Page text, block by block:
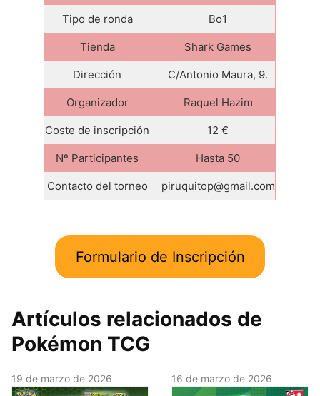
Tipo de ronda Bo1
Tienda Shark Games
Dirección C/Antonio Maura, 9.
Organizador Raquel Hazim
Coste de inscripción 12 €
Nº Participantes Hasta 50
Contacto del torneo piruquitop@gmail.com
Formulario de Inscripción
Artículos relacionados de
Pokémon TCG
19 de marzo de 2026 16 de marzo de 2026